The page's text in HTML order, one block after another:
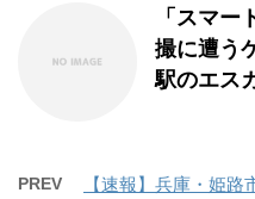
「スマ
撮に遭う
駅のエス
PREV
【速報】兵庫・姫